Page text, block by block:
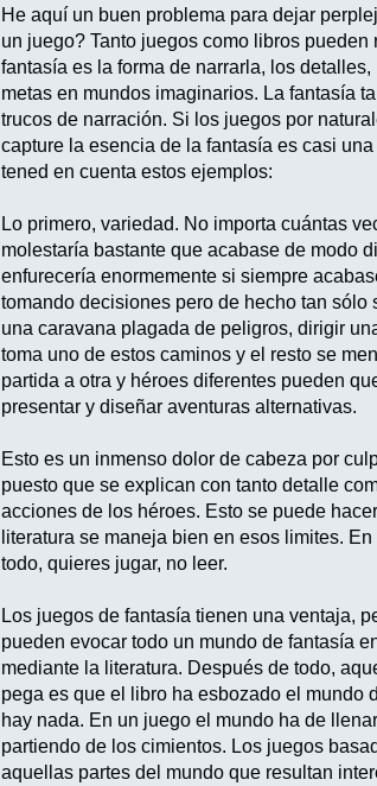
He aquí un buen problema para dejar
un juego? Tanto juegos como libros
fantasía es la forma de narrarla, los
metas en mundos imaginarios. La fantasía
trucos de narración. Si los juegos por
capture la esencia de la fantasía es casi
tened en cuenta estos ejemplos:
Lo primero, variedad. No importa cuántas
molestaría bastante que acabase de modo
enfurecería enormemente si siempre
tomando decisiones pero de hecho tan
una caravana plagada de peligros, dirigir
toma uno de estos caminos y el resto se
partida a otra y héroes diferentes pueden
presentar y diseñar aventuras alternativas.
Esto es un inmenso dolor de cabeza por
puesto que se explican con tanto detalle
acciones de los héroes. Esto se puede
literatura se maneja bien en esos limites.
todo, quieres jugar, no leer.
Los juegos de fantasía tienen una ventaja,
pueden evocar todo un mundo de fantasía
mediante la literatura. Después de todo,
pega es que el libro ha esbozado el mundo
hay nada. En un juego el mundo ha de
partiendo de los cimientos. Los juegos
aquellas partes del mundo que resultan